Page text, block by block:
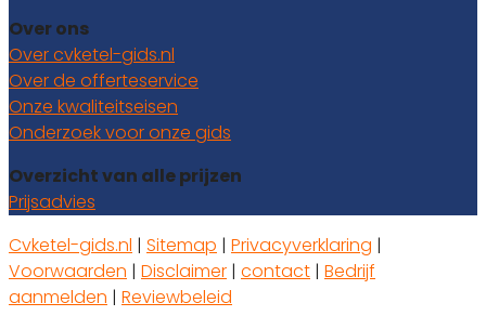
Over ons
Over cvketel-gids.nl
Over de offerteservice
Onze kwaliteitseisen
Onderzoek voor onze gids
Overzicht van alle prijzen
Prijsadvies
Cvketel-gids.nl | Sitemap | Privacyverklaring |
Voorwaarden | Disclaimer | contact | Bedrijf
aanmelden | Reviewbeleid